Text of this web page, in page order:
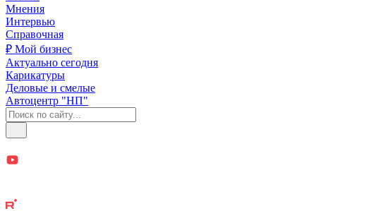
Мнения
Интервью
Справочная
₽ Мой бизнес
Актуально сегодня
Карикатуры
Деловые и смелые
Автоцентр "НП"